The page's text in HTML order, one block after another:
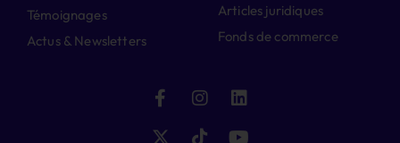
Témoignages
Actus & Newsletters
Articles juridiques
Fonds de commerce